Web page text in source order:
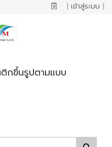
| เข้าสู่ระบบ |
กขึ้นรูปตามแบบ